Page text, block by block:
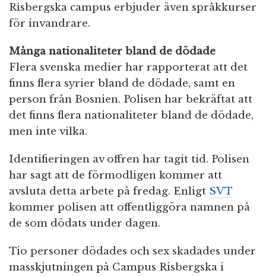
Risbergska campus erbjuder även språkkurser
för invandrare.
Många nationaliteter bland de dödade
Flera svenska medier har rapporterat att det
finns flera syrier bland de dödade, samt en
person från Bosnien. Polisen har bekräftat att
det finns flera nationaliteter bland de dödade,
men inte vilka.
Identifieringen av offren har tagit tid. Polisen
har sagt att de förmodligen kommer att
avsluta detta arbete på fredag. Enligt SVT
kommer polisen att offentliggöra namnen på
de som dödats under dagen.
Tio personer dödades och sex skadades under
masskjutningen på Campus Risbergska i